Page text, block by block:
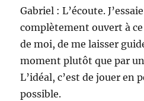
Gabriel : L’écoute.
complètement ouvert à
de moi, de me laisser
moment plutôt que par
L’idéal, c’est de jouer en
possible.